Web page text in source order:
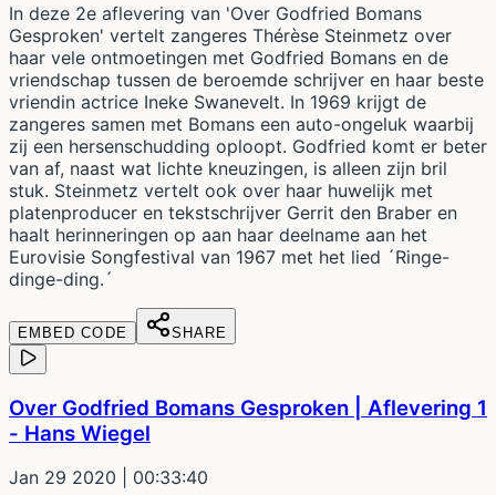
In deze 2e aflevering van 'Over Godfried Bomans
Gesproken' vertelt zangeres Thérèse Steinmetz over
haar vele ontmoetingen met Godfried Bomans en de
vriendschap tussen de beroemde schrijver en haar beste
vriendin actrice Ineke Swanevelt. In 1969 krijgt de
zangeres samen met Bomans een auto-ongeluk waarbij
zij een hersenschudding oploopt. Godfried komt er beter
van af, naast wat lichte kneuzingen, is alleen zijn bril
stuk. Steinmetz vertelt ook over haar huwelijk met
platenproducer en tekstschrijver Gerrit den Braber en
haalt herinneringen op aan haar deelname aan het
Eurovisie Songfestival van 1967 met het lied ´Ringe-
dinge-ding.´
EMBED CODE SHARE
Over Godfried Bomans Gesproken | Aflevering 1
- Hans Wiegel
Jan 29 2020 | 00:33:40